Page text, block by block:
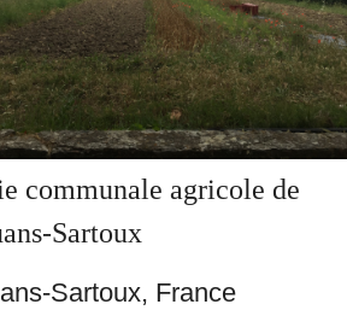
communale agricole de
Sartoux
Sartoux, France